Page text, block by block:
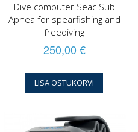
Dive computer Seac Sub
Apnea for spearfishing and
freediving
250,00 €
LISA OSTUKORVI